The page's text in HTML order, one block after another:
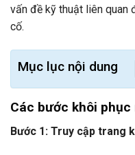
vấn đề kỹ thuật liên quan
cố.
Mục lục nội dung
Các bước khôi phục
Bước 1: Truy cập trang